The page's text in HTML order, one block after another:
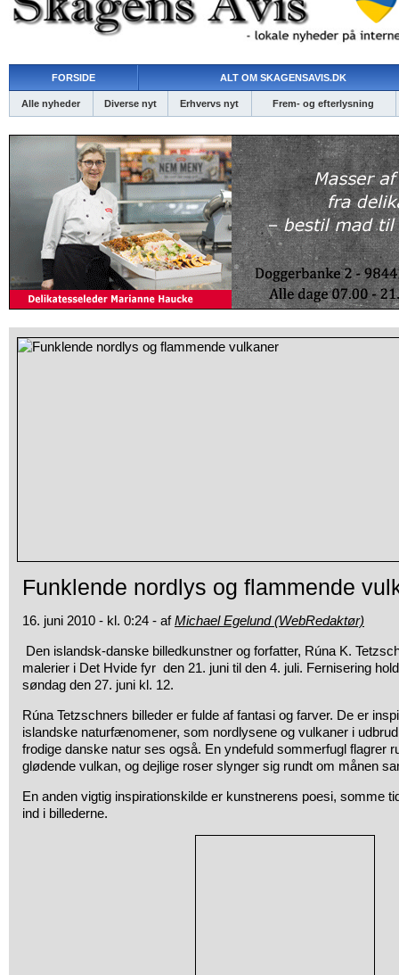
FORSIDE ALT OM SKAGENSAVIS.DK
Alle nyheder Diverse nyt Erhvervs nyt Frem- og efterlysning
Funklende nordlys og flammende
16. juni 2010 - kl. 0:24 - afMichael Egelund (WebRedaktør)
Den islandsk-danske billedkunstner og forfatter, Rúna K.
malerier i Det Hvide fyr den 21. juni til den 4. juli. Fernisering
søndag den 27. juni kl. 12.
Rúna Tetzschners billeder er fulde af fantasi og farver. De er
islandske naturfænomener, som nordlysene og vulkaner i
frodige danske natur ses også. En yndefuld sommerfugl flagrer
glødende vulkan, og dejlige roser slynger sig rundt om månen
En anden vigtig inspirationskilde er kunstnerens poesi, somme
ind i billederne.